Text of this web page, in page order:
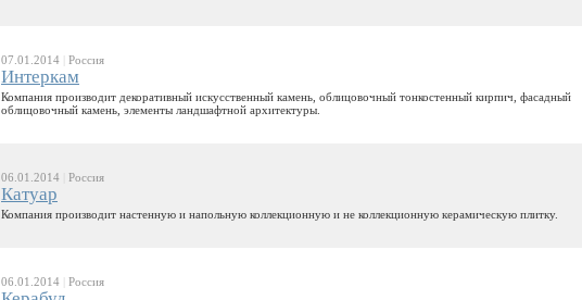
07.01.2014 Россия
Интеркам
Компания производит декоративный искусственный камень, облицовочный тонкостенный кирпич, фасадный
облицовочный камень, элементы ландшафтной архитектуры.
06.01.2014 Россия
Катуар
Компания производит настенную и напольную коллекционную и не коллекционную керамическую плитку.
06.01.2014 Россия